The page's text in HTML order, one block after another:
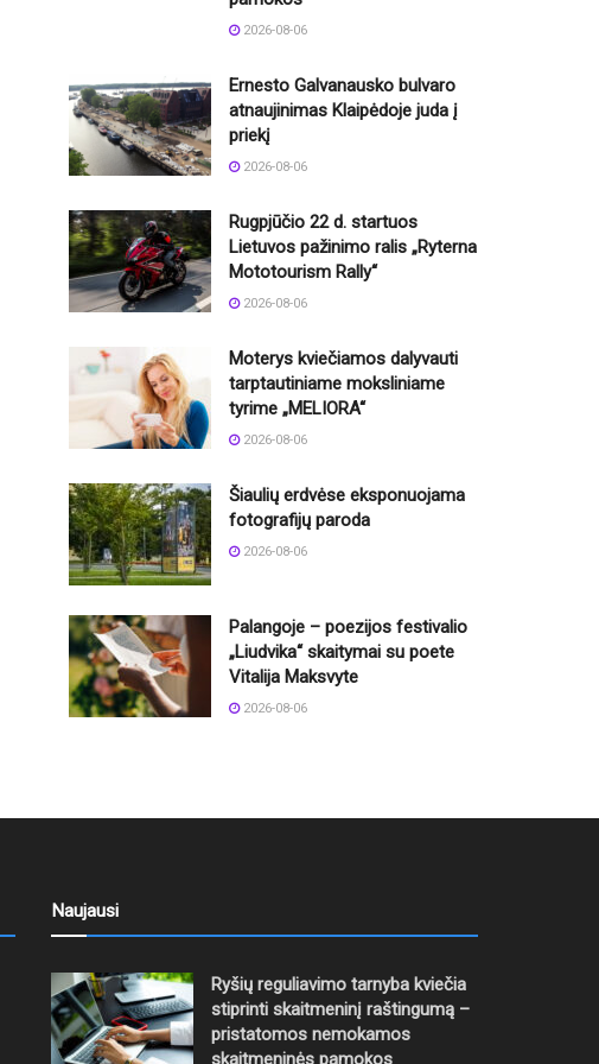
2026-08-06
Ernesto Galvanausko bulvaro
atnaujinimas Klaipėdoje juda į
priekį
2026-08-06
Rugpjūčio 22 d. startuos
Lietuvos pažinimo ralis „Ryterna
Mototourism Rally“
2026-08-06
Moterys kviečiamos dalyvauti
tarptautiniame moksliniame
tyrime „MELIORA“
2026-08-06
Šiaulių erdvėse eksponuojama
fotografijų paroda
2026-08-06
Palangoje – poezijos festivalio
„Liudvika“ skaitymai su poete
Vitalija Maksvyte
2026-08-06
Naujausi
Ryšių reguliavimo tarnyba kviečia
stiprinti skaitmeninį raštingumą –
pristatomos nemokamos
skaitmeninės pamokos